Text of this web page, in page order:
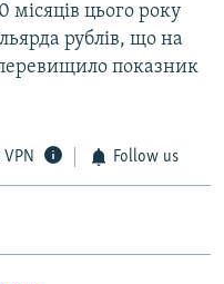
цього року
рублів, що на
показник
Follow us